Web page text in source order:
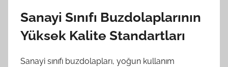
Sanayi Sınıfı Buzdolaplarının
Yüksek Kalite Standartları
Sanayi sınıfı buzdolapları, yoğun kullanım